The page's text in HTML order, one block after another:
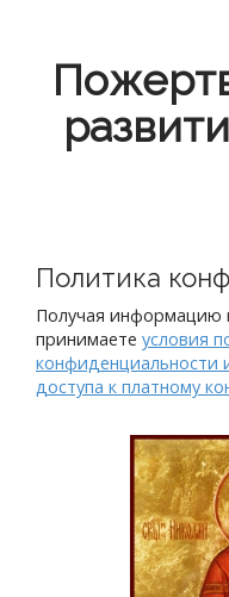
Политика
Получая информацию
принимаете условия
конфиденциальности
доступа к платному